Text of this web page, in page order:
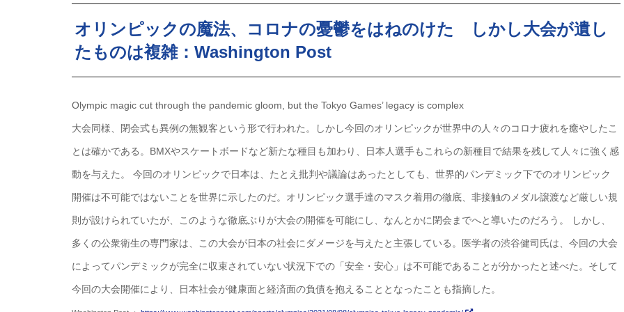
オリンピックの魔法、コロナの憂鬱をはねのけた しかし大会が遺し
たものは複雑：Washington Post
Olympic magic cut through the pandemic gloom, but the Tokyo Games’ legacy is complex
大会同様、閉会式も異例の無観客という形で行われた。しかし今回のオリンピックが世界中の人々のコロナ疲れを癒やしたこ
とは確かである。BMXやスケートボードなど新たな種目も加わり、日本人選手もこれらの新種目で結果を残して人々に強く感
動を与えた。 今回のオリンピックで日本は、たとえ批判や議論はあったとしても、世界的パンデミック下でのオリンピック
開催は不可能ではないことを世界に示したのだ。オリンピック選手達のマスク着用の徹底、非接触のメダル譲渡など厳しい規
則が設けられていたが、このような徹底ぶりが大会の開催を可能にし、なんとかに閉会までへと導いたのだろう。 しかし、
多くの公衆衛生の専門家は、この大会が日本の社会にダメージを与えたと主張している。医学者の渋谷健司氏は、今回の大会
によってパンデミックが完全に収束されていない状況下での「安全・安心」は不可能であることが分かったと述べた。そして
今回の大会開催により、日本社会が健康面と経済面の負債を抱えることとなったことも指摘した。